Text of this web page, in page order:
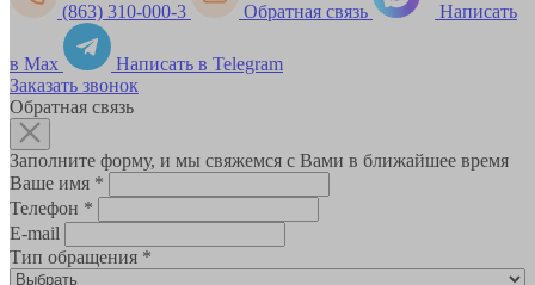
(863) 310-000-3 Обратная связь Написать
в Max
Написать в Telegram
Заказать звонок
Обратная связь
Заполните форму, и мы свяжемся с Вами в ближайшее время
Ваше имя *
Телефон *
E-mail
Тип обращения *